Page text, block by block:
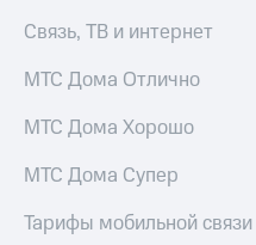
аудит
акций
Описание
Программа
приобретения
Порядок
выкупа
акций
Связь, ТВ и интернет
МТС Дома Отлично
МТС Дома Хорошо
МТС Дома Супер
Тарифы мобильной связи